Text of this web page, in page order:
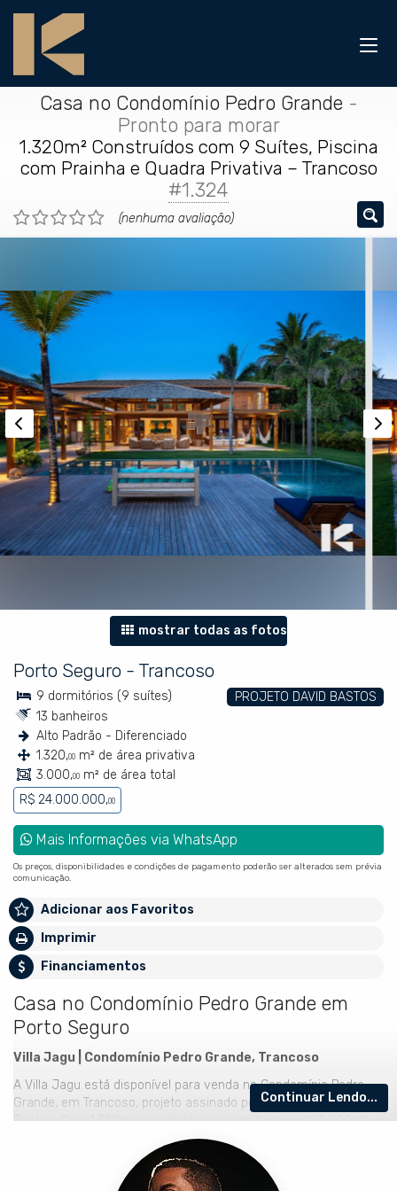
Casa no Condomínio Pedro Grande -
Pronto para morar
1.320m² Construídos com 9 Suítes, Piscina
com Prainha e Quadra Privativa – Trancoso
#1.324
(nenhuma avaliação)
mostrar todas as fotos
Porto Seguro - Trancoso
PROJETO DAVID BASTOS
9 dormitórios (9 suítes)
13 banheiros
Alto Padrão - Diferenciado
1.320,00 m² de área privativa
3.000,00 m² de área total
R$ 24.000.000,00
Mais Informações via WhatsApp
Os preços, disponibilidades e condições de pagamento poderão ser alterados sem prévia
comunicação.
Adicionar aos Favoritos
Imprimir
Financiamentos
Casa no Condomínio Pedro Grande em
Porto Seguro
Villa Jagu | Condomínio Pedro Grande, Trancoso
A Villa Jagu está disponível para venda no Condomínio Pedro
Grande, em Trancoso, projeto assinado pelo arquiteto David
Bastos. Com 1.320m² construídos em um terreno de 3.000m², a
propriedade distribui 9 suítes entre dois pavimentos e dois
bangalôs externos independentes, sendo a suíte master com
living privativo e varanda. A propriedade conta com 13 banheiros
Continuar Lendo...